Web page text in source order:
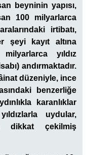
beyninin yapısı,
100 milyarlarca
irtibatı,
şeyi kayıt altına
yıldız
andırmaktadır.
düzeniyle, ince
benzerliğe
karanlıklar
uydular,
dikkat çekilmiş